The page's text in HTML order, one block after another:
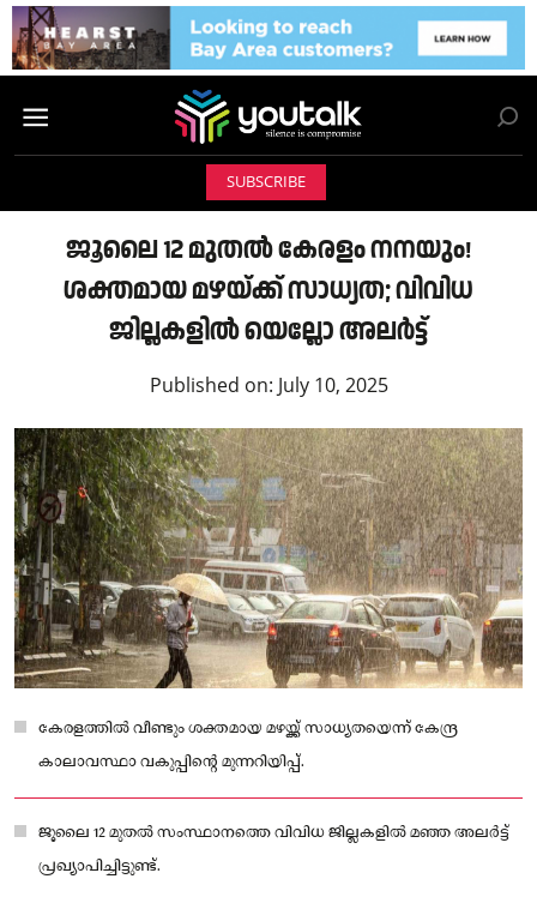
SUBSCRIBE
ജൂലൈ 12 മുതൽ കേരളം നനയും!
ശക്തമായ മഴയ്ക്ക് സാധ്യത; വിവിധ
ജില്ലകളിൽ യെല്ലോ അലർട്ട്
Published on: July 10, 2025
കേരളത്തിൽ വീണ്ടും ശക്തമായ മഴയ്ക്ക് സാധ്യതയെന്ന് കേന്ദ്ര
കാലാവസ്ഥാ വകുപ്പിന്റെ മുന്നറിയിപ്പ്.
ജൂലൈ 12 മുതൽ സംസ്ഥാനത്തെ വിവിധ ജില്ലകളിൽ മഞ്ഞ അലർട്ട്
പ്രഖ്യാപിച്ചിട്ടുണ്ട്.